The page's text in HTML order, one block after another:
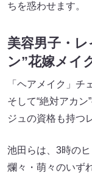
ちを惑わせます。
美容男子・
ン”花嫁メイ
「ヘアメイク」チ
そして“絶対アカ
ジュの資格も持つ
池田らは、3時の
爛々・萌々のいず